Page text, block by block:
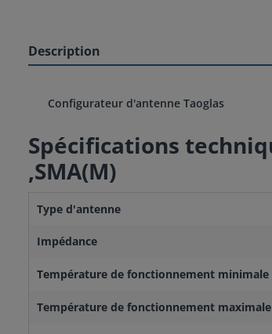
Description
Configurateur d'antenne Taoglas
Spécifications
,SMA(M)
Type d'antenne
Impédance
Température de fonctionnement minimale
Température de fonctionnement maximale